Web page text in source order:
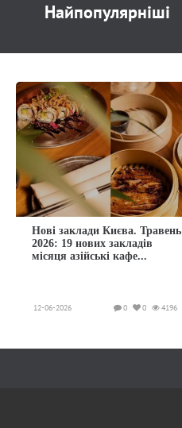
Найпопулярніші
Нові заклади Києва. Травень
2026: 19 нових закладів
місяця азійські кафе...
12-06-2026 4196
0
0